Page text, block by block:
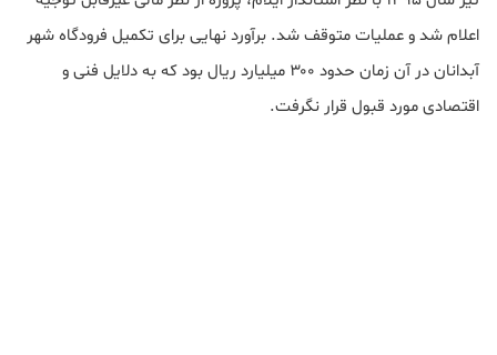
اعلام شد و عملیات متوقف شد. برآورد نهایی برای تکمیل فرودگاه شهر
آبدانان در آن زمان حدود ۳۰۰ میلیارد ریال بود که به دلایل فنی و
اقتصادی مورد قبول قرار نگرفت.